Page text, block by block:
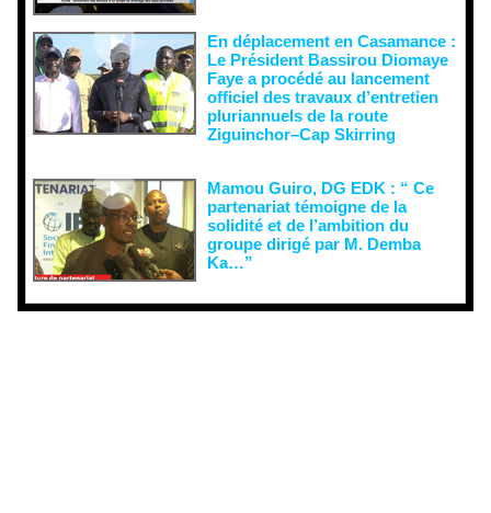
En déplacement en Casamance :
Le Président Bassirou Diomaye
Faye a procédé au lancement
officiel des travaux d’entretien
pluriannuels de la route
Ziguinchor–Cap Skirring
Mamou Guiro, DG EDK : “ Ce
partenariat témoigne de la
solidité et de l’ambition du
groupe dirigé par M. Demba
Ka…”